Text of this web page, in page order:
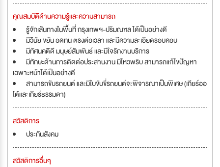
คุณสมบัติด้านความรู้และความสามารถ
รู้จักเส้นทางในพื้นที่ กรุงเทพฯ-ปริมณฑล ได้เป็นอย่างดี
มีวินัย ขยัน อดทน ตรงต่อเวลา และมีความละเอียดรอบคอบ
มีทัศนคติดี มนุษย์สัมพันธ์ และมีใจรักงานบริการ
มีทักษะด้านการติดต่อประสานงาน มีไหวพริบ สามารถแก้ไขปัญหา
เฉพาะหน้าได้เป็นอย่างดี
สามารถขับรถยนต์ และมีใบขับขี่รถยนต์จะพิจารณาเป็นพิเศษ (เกียร์ออ
โต้และเกียร์ธรรมดา)
สวัสดิการ
ประกันสังคม
สวัสดิการอื่นๆ